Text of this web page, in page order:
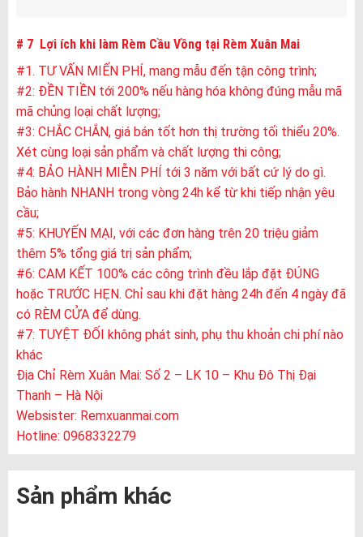
# 7 Lợi ích khi làm Rèm Cầu Vồng tại Rèm Xuân Mai
#1. TƯ VẤN MIẾN PHÍ, mang mẫu đến tận công trình;
#2: ĐỀN TIỀN tới 200% nếu hàng hóa không đúng mẫu mã
mã chủng loại chất lượng;
#3: CHẮC CHẮN, giá bán tốt hơn thị trường tối thiểu 20%.
Xét cùng loại sản phẩm và chất lượng thi công;
#4: BẢO HÀNH MIỄN PHÍ tới 3 năm với bất cứ lý do gì.
Bảo hành NHANH trong vòng 24h kể từ khi tiếp nhận yêu
cầu;
#5: KHUYẾN MẠI, với các đơn hàng trên 20 triệu giảm
thêm 5% tổng giá trị sản phẩm;
#6: CAM KẾT 100% các công trình đều lắp đặt ĐÚNG
hoặc TRƯỚC HẸN. Chỉ sau khi đặt hàng 24h đến 4 ngày đã
có RÈM CỬA để dùng.
#7: TUYỆT ĐỐI không phát sinh, phụ thu khoản chi phí nào
khác
Địa Chỉ Rèm Xuân Mai: Số 2 – LK 10 – Khu Đô Thị Đại
Thanh – Hà Nội
Websister: Remxuanmai.com
Hotline: 0968332279
Sản phẩm khác